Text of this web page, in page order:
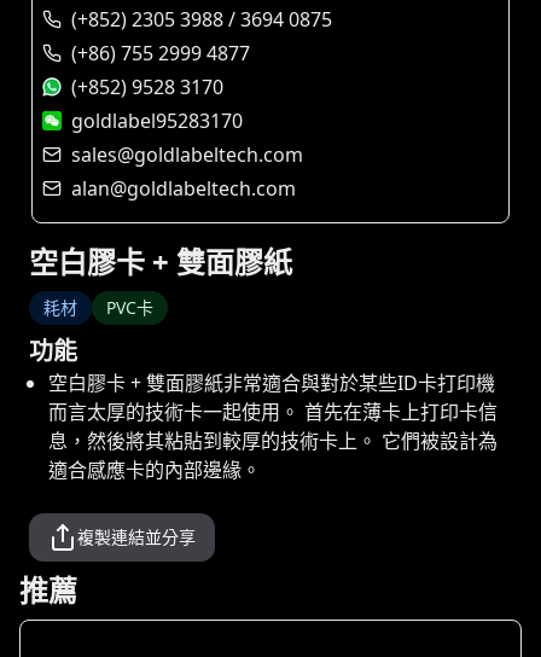
空白膠卡 + 雙面膠紙
耗材 PVC卡
功能
空白膠卡 + 雙面膠紙非常適合與對於某些ID卡打印機
而言太厚的技術卡一起使用。 首先在薄卡上打印卡信
息，然後將其粘貼到較厚的技術卡上。 它們被設計為
適合感應卡的內部邊緣。
複製連結並分享
(+852) 2305 3988 / 3694 0875
(+86) 755 2999 4877
(+852) 9528 3170
goldlabel95283170
sales@goldlabeltech.com
alan@goldlabeltech.com
推薦